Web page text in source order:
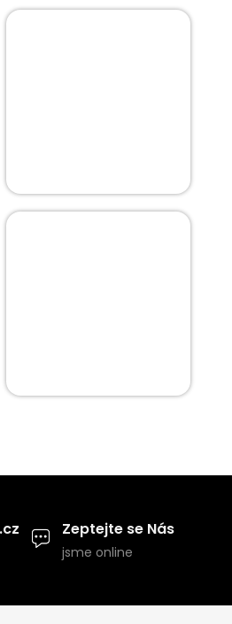
Zeptejte se Nás
jsme online